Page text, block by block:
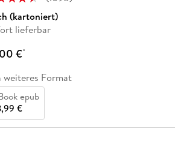
(kartoniert)
lieferbar
€*
weiteres Format
epub
€